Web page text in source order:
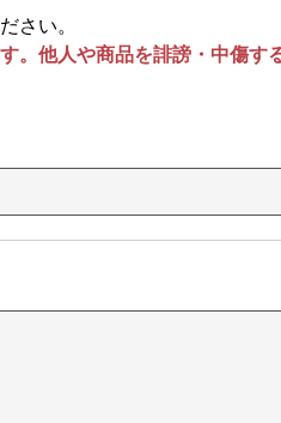
さい。
。他人や商品を誹謗・中傷す